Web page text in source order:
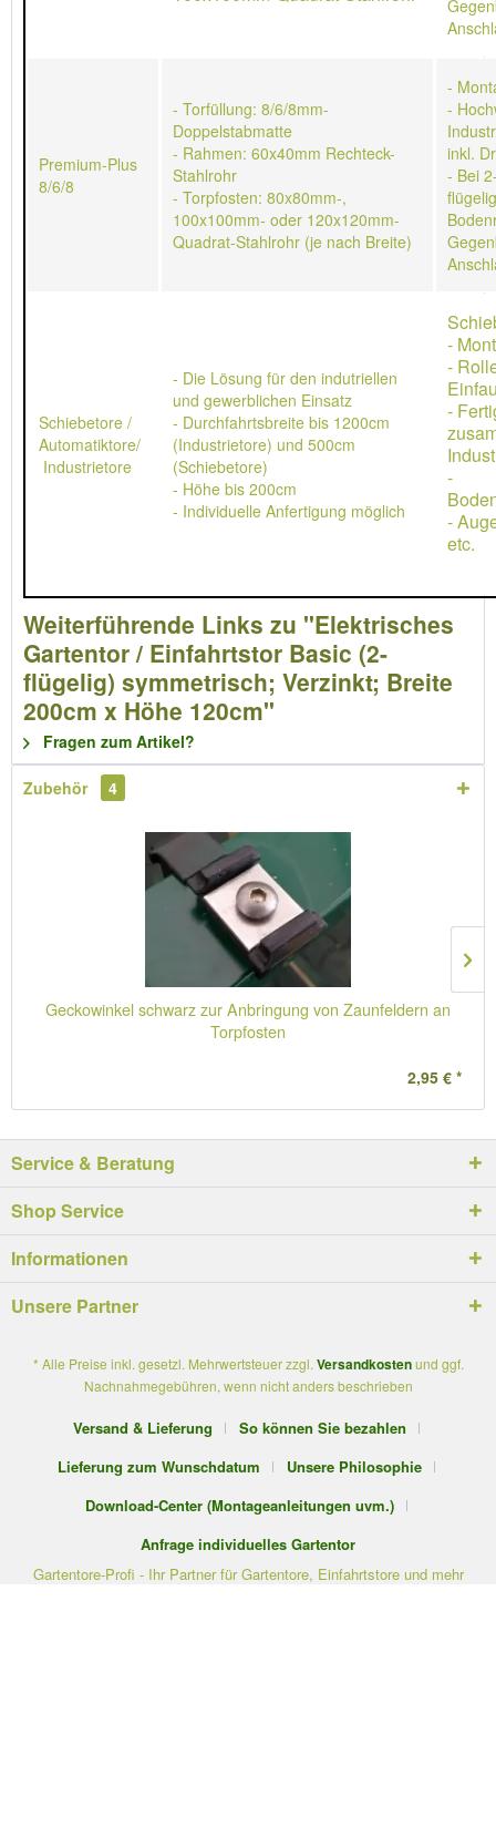
Premium-Plus
8/6/8
- Torfüllung: 8/6/8mm-
Doppelstabmatte
- Rahmen: 60x40mm Rechteck-
Stahlrohr
- Torpfosten: 80x80mm-,
100x100mm- oder 120x120mm-
Quadrat-Stahlrohr (je nach Breite)
-
-
inkl.
- Bei
Schiebetore /
Automatiktore/
Industrietore
- Die Lösung für den indutriellen
und gewerblichen Einsatz
- Durchfahrtsbreite bis 1200cm
(Industrietore) und 500cm
(Schiebetore)
- Höhe bis 200cm
- Individuelle Anfertigung möglich
-
-
-
-
-
etc.
Weiterführende Links zu "Elektrisches
Gartentor / Einfahrtstor Basic (2-
flügelig) symmetrisch; Verzinkt; Breite
200cm x Höhe 120cm"
Fragen zum Artikel?
Zubehör 4
Geckowinkel schwarz zur Anbringung von Zaunfeldern an
Torpfosten
2,95 € *
Service & Beratung
Shop Service
Informationen
Unsere Partner
* Alle Preise inkl. gesetzl. Mehrwertsteuer zzgl. Versandkostenund ggf.
Nachnahmegebühren, wenn nicht anders beschrieben
Versand & Lieferung
So können Sie bezahlen
Lieferung zum Wunschdatum
Unsere Philosophie
Download-Center (Montageanleitungen uvm.)
Anfrage individuelles Gartentor
Gartentore-Profi - Ihr Partner für Gartentore, Einfahrtstore und mehr